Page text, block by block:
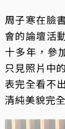
周子寒在臉
會的論壇活
十多年，參
只見照片中
表完全看不
清純美貌完